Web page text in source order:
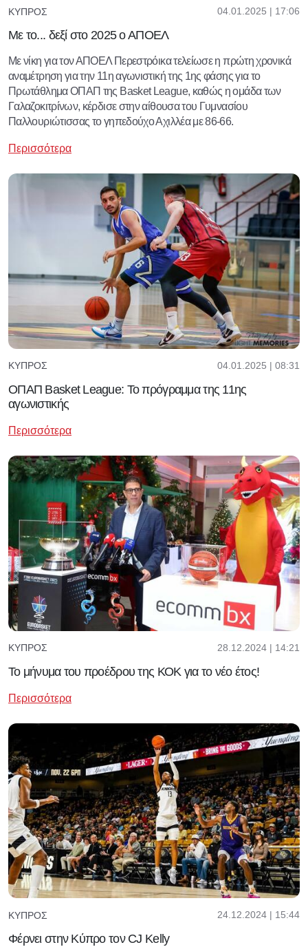
ΚΎΠΡΟΣ 04.01.2025 | 17:06
Με το... δεξί στο 2025 ο ΑΠΟΕΛ
Με νίκη για τον ΑΠΟΕΛ Περεστρόικα τελείωσε η πρώτη χρονικά
αναμέτρηση για την 11η αγωνιστική της 1ης φάσης για το
Πρωτάθλημα ΟΠΑΠ της Basket League, καθώς η ομάδα των
Γαλαζοκιτρίνων, κέρδισε στην αίθουσα του Γυμνασίου
Παλλουριώτισσας το γηπεδούχο Αχιλλέα με 86-66.
Περισσότερα
ΚΎΠΡΟΣ 04.01.2025 | 08:31
ΟΠΑΠ Βasket League: Το πρόγραμμα της 11ης
αγωνιστικής
Περισσότερα
ΚΎΠΡΟΣ 28.12.2024 | 14:21
Το μήνυμα του προέδρου της ΚΟΚ για το νέο έτος!
Περισσότερα
ΚΎΠΡΟΣ 24.12.2024 | 15:44
Φέρνει στην Κύπρο τον CJ Kelly